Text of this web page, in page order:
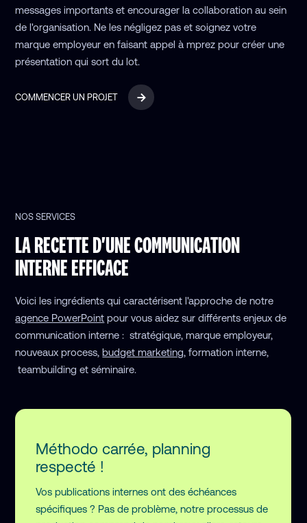
messages importants et encourager la collaboration au sein
de l'organisation. Ne les négligez pas et soignez votre
marque employeur en faisant appel à mprez pour créer une
présentation qui sort du lot.
COMMENCER UN PROJET
NOS SERVICES
LA RECETTE D'UNE COMMUNICATION
INTERNE EFFICACE
Voici les ingrédients qui caractérisent l'approche de notre
agence PowerPoint pour vous aidez sur différents enjeux de
communication interne : stratégique, marque employeur,
nouveaux process,budget marketing, formation interne,
teambuilding et séminaire.
Méthodo carrée, planning
respecté !
Vos publications internes ont des échéances
spécifiques ? Pas de problème, notre processus de